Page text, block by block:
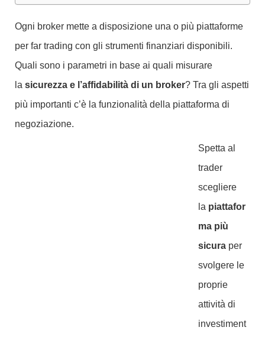
Ogni broker mette a disposizione una o più piattaforme
per far trading con gli strumenti finanziari disponibili.
Quali sono i parametri in base ai quali misurare
la sicurezza e l’affidabilità di un broker? Tra gli aspetti
più importanti c’è la funzionalità della piattaforma di
negoziazione.
Spetta al
trader
scegliere
la piattafor
ma più
sicura per
svolgere le
proprie
attività di
investiment